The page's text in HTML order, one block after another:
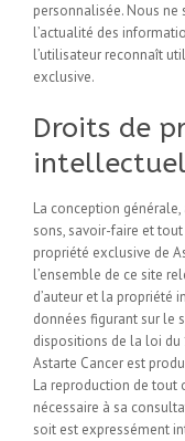
personnalisée. Nous ne
l’actualité des
l’utilisateur reconnaît
exclusive.
Droits de
La conception
sons, savoir-faire et
propriété exclusive de
l’ensemble de ce site
d’auteur et la propriété
données figurant sur le
dispositions de la loi
Astarte Cancer est
La reproduction de tout
nécessaire à sa
soit est expressément